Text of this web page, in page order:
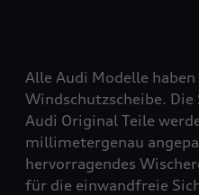
Alle Audi Modelle
Windschutzscheibe. Die
Audi Original Teile
millimetergenau
hervorragendes
für die einwandfreie